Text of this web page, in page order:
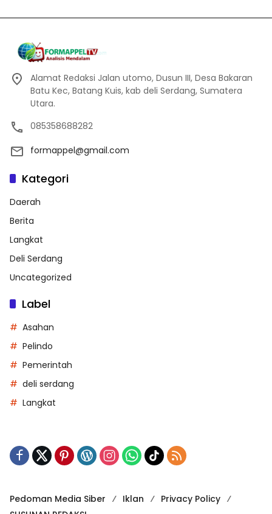
Alamat Redaksi Jalan utomo, Dusun III, Desa Bakaran
Batu Kec, Batang Kuis, kab deli Serdang, Sumatera
Utara.
085358688282
formappel@gmail.com
Kategori
Daerah
Berita
Langkat
Deli Serdang
Uncategorized
Label
Asahan
Pelindo
Pemerintah
deli serdang
Langkat
Pedoman Media Siber Iklan
Privacy Policy